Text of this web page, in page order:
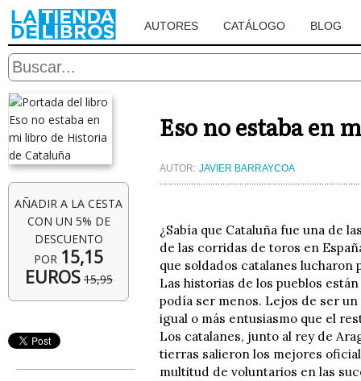
AUTORES CATÁLOGO BLOG
AÑADIR A LA CESTA
CON UN 5% DE
DESCUENTO
POR 15,15
EUROS 15,95
Eso no estaba en
AUTOR: JAVIER BARRAYCOA
¿Sabía que Cataluña fue una de
de las corridas de toros en
que soldados catalanes lucharon
Las historias de los pueblos
podía ser menos. Lejos de ser
igual o más entusiasmo que el
Los catalanes, junto al rey de
tierras salieron los mejores
multitud de voluntarios en las